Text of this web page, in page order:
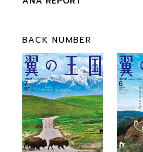
BACK NUMBER